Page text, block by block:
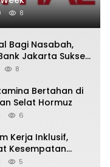
8
Bagi Nasabah,
Jakarta Sukses
2026
8
Bertahan di
Selat Hormuz
6
Kerja Inklusif,
Kesempatan
5